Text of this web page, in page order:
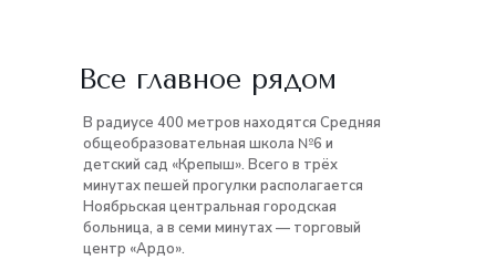
В радиусе 400 метров находятся Средняя
общеобразовательная школа №6 и
детский сад «Крепыш». Всего в трёх
минутах пешей прогулки располагается
Ноябрьская центральная городская
больница, а в семи минутах — торговый
центр «Ардо».
Все главное рядом